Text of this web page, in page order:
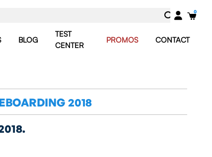
BLOG
TEST
CENTER
PROMOS CONTACT
2018